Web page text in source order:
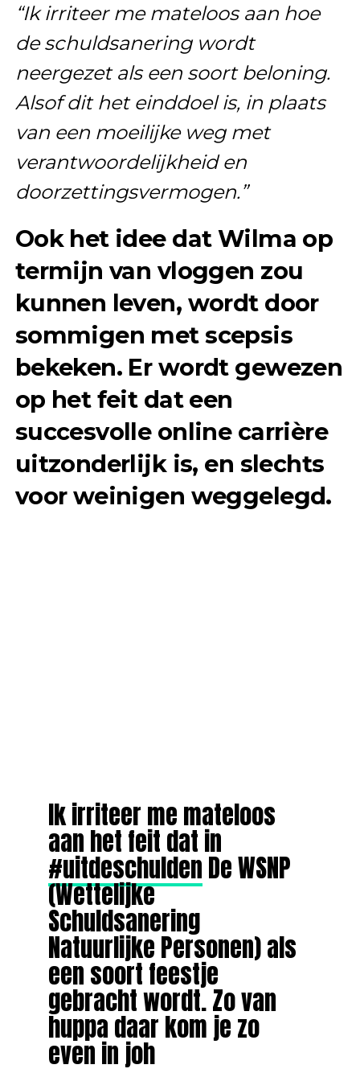
“Ik irriteer me mateloos aan hoe
de schuldsanering wordt
neergezet als een soort beloning.
Alsof dit het einddoel is, in plaats
van een moeilijke weg met
verantwoordelijkheid en
doorzettingsvermogen.”
Ook het idee dat Wilma op
termijn van vloggen zou
kunnen leven, wordt door
sommigen met scepsis
bekeken. Er wordt gewezen
op het feit dat een
succesvolle online carrière
uitzonderlijk is, en slechts
voor weinigen weggelegd.
Ik irriteer me mateloos
aan het feit dat in
#uitdeschuldenDe WSNP
(Wettelijke
Schuldsanering
Natuurlijke Personen) als
een soort feestje
gebracht wordt. Zo van
huppa daar kom je zo
even in joh